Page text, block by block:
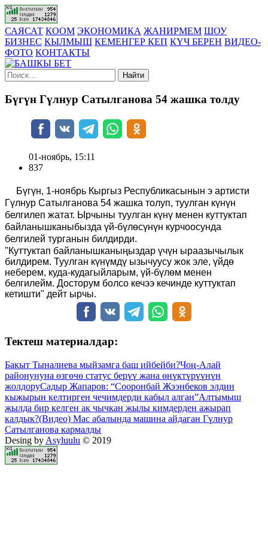
САЯСАТ КООМ ЭКОНОМИКА ЖАНИРМЕМ ШОУ
БИЗНЕС КЫЛМЫШ КЕМЕНГЕР КЕП КҮЧ БЕРЕН ВИДЕО-
ФОТО КОНТАКТЫ
Найти
Бүгүн Гүлнур Сатылганова 54 жашка толду
01-ноябрь, 15:11
837
Бүгүн, 1-ноябрь Кыргыз Республикасынын э артисти
Гүлнур Сатылганова 54 жашка толуп, туулган күнүн
белгилеп жатат. Ырчыны туулган күнү менен куттуктап
байланышканыбызда үй-бүлөсүнүн курчоосунда
белгилей турганын билдирди.
"Куттуктап байланышканыңыздар үчүн ыраазычылык
билдирем. Туулган күнүмдү ызычуусу жок эле, үйдө
неберем, куда-кудагыйларым, үй-бүлөм менен
белгилейм. Досторум болсо кечээ кечинде куттуктап
кетишти" дейт ырчы.
Тектеш материалдар:
Бакыт Тыналиева мыйзамга баш ийбейби?Чоң-Алай
районунуна өзгөчө статус берүү жана өнүктүрүүнүн
жолдоруСадыр Жапаров: “Сооронбай Жээнбеков элдин
кыжырын келтирген чечимдерди кабыл алган”Алтымыш
жылда бир келген ак чычкан жылы кимдерден ажырап
калдык?(Видео) Мас абалында машина айдаган Гүлнур
Сатылганова кармалды
Desing by Asyluulu © 2019